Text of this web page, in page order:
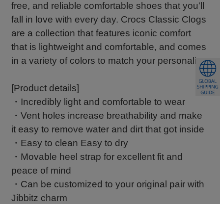
free, and reliable comfortable shoes that you'll
fall in love with every day. Crocs Classic Clogs
are a collection that features iconic comfort
that is lightweight and comfortable, and comes
in a variety of colors to match your personality.
[Product details]
・Incredibly light and comfortable to wear
・Vent holes increase breathability and make
it easy to remove water and dirt that got inside
・Easy to clean Easy to dry
・Movable heel strap for excellent fit and
peace of mind
・Can be customized to your original pair with
Jibbitz charm